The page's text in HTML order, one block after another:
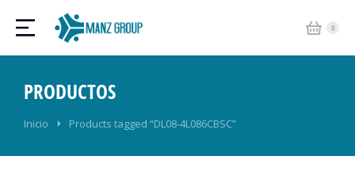
PRODUCTOS
Estás aquí:
Inicio Products tagged “DL08-4L086CBSC”